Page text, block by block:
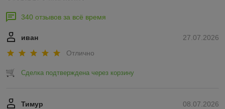
340 отзывов за всё время
27.07.2026
иван
Отлично
Сделка подтверждена через корзину
08.07.2026
Тимур